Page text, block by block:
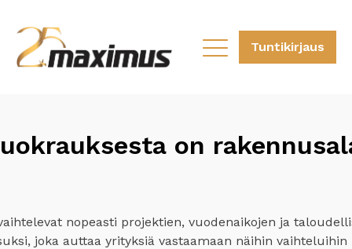
Tuntikirjaus
on
nopeasti projektien, vuodenaikojen ja
joka auttaa yrityksiä vastaamaan näihin